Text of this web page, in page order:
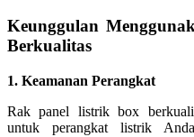
Keunggulan
Berkualitas
1. Keamanan Perangkat
Rak panel listrik box
untuk perangkat listrik